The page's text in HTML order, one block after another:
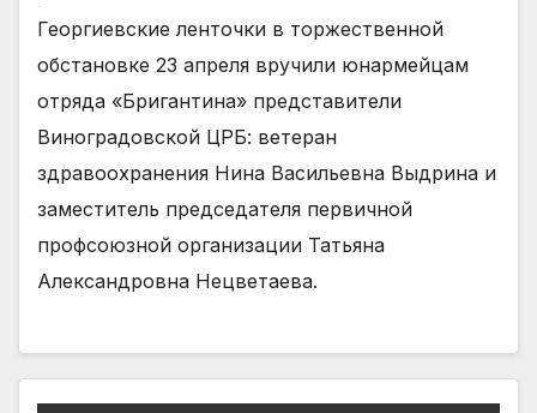
Георгиевские ленточки в торжественной
обстановке 23 апреля вручили юнармейцам
отряда «Бригантина» представители
Виноградовской ЦРБ: ветеран
здравоохранения Нина Васильевна Выдрина и
заместитель председателя первичной
профсоюзной организации Татьяна
Александровна Нецветаева.